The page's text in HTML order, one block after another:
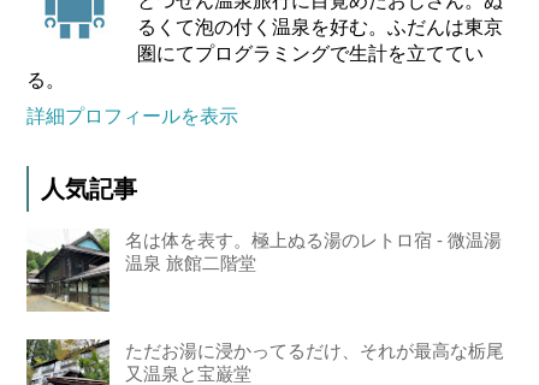
るくて泡の付く温泉を好む。ふだんは東京
圏にてプログラミングで生計を立ててい
る。
詳細プロフィールを表示
人気記事
名は体を表す。極上ぬる湯のレトロ宿 - 微温湯
温泉 旅館二階堂
ただお湯に浸かってるだけ、それが最高な栃尾
又温泉と宝巌堂